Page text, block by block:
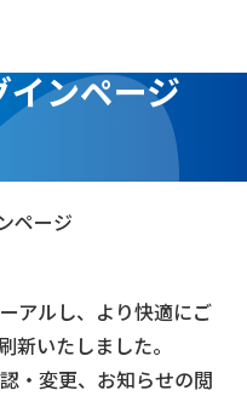
ンページ
ページ
アルし、より快適にご
新いたしました。
・変更、お知らせの閲